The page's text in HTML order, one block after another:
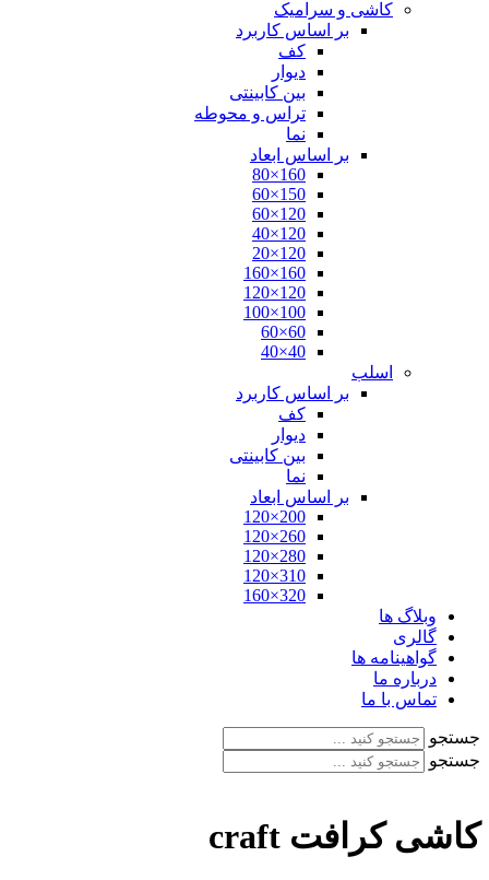
کاشی و سرامیک
بر اساس کاربرد
کف
دیوار
بین کابینتی
تراس و محوطه
نما
بر اساس ابعاد
160×80
150×60
120×60
120×40
120×20
160×160
120×120
100×100
60×60
40×40
اسلب
بر اساس کاربرد
کف
دیوار
بین کابینتی
نما
بر اساس ابعاد
200×120
260×120
280×120
310×120
320×160
وبلاگ ها
گالری
گواهینامه ها
درباره ما
تماس با ما
جستجو
جستجو
کاشی کرافت craft